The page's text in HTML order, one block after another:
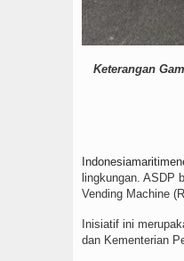
Keterangan
lingkungan. ASDP
Vending Machine
Inisiatif ini
dan Kementerian